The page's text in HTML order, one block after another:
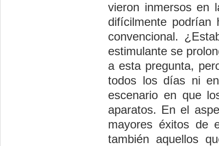
vieron inmersos en
difícilmente podrían
convencional.
estimulante se
a esta pregunta,
todos los días ni
escenario en que
aparatos. En el
mayores éxitos de
también aquellos